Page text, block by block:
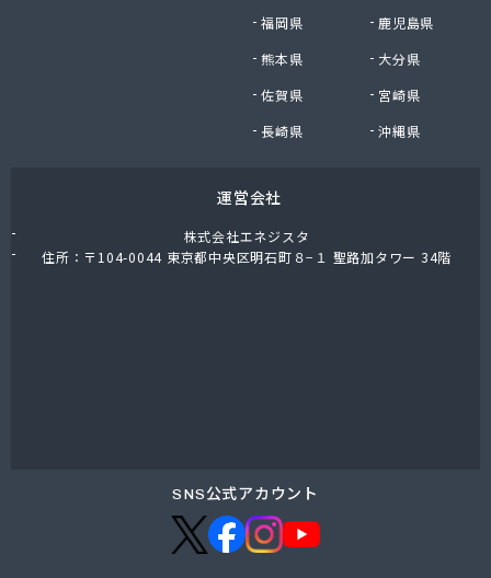
株式会社油直 オートガススタンド
丸井商店外之原支店
丸金薪炭店
橋本産業株式会社 名古屋営業所
玉屋プロパン株式会社
福岡県
鹿児島県
熊本県
大分県
佐賀県
宮崎県
長崎県
沖縄県
運営会社
株式会社エネジスタ
住所：〒104-0044 東京都中央区明石町８−１ 聖路加タワー 34階
SNS公式アカウント